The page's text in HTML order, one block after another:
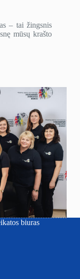
– tai žingsnis
mūsų krašto
biuras